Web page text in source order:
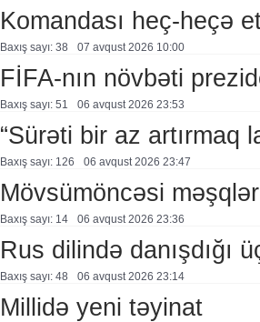
Komandası heç-heçə
Baxış sayı: 38 07 avqust 2026 10:00
FİFA-nın növbəti
Baxış sayı: 51 06 avqust 2026 23:53
“Sürəti bir az artırmaq
Baxış sayı: 126 06 avqust 2026 23:47
Mövsümöncəsi
Baxış sayı: 14 06 avqust 2026 23:36
Rus dilində danışdığı
Baxış sayı: 48 06 avqust 2026 23:14
Millidə yeni təyinat